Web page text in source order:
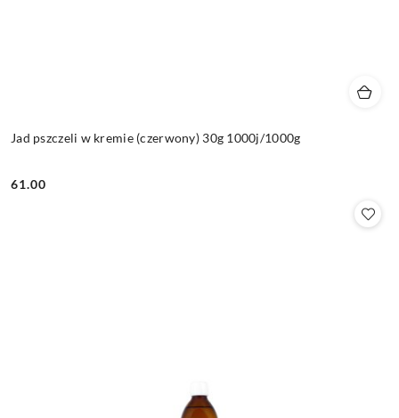
Jad pszczeli w kremie (czerwony) 30g 1000j/1000g
Cena:
61.00